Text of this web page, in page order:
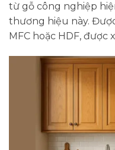
từ gỗ công nghiệp
thương hiệu này.
MFC hoặc HDF, được